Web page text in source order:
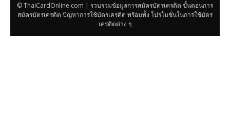
© ThaiCardOnline.com | รวบรวมข้อมูลการสมัครบัตรเครดิต ขั้นตอนการ
สมัครบัตรเครดิต ปัญหาการใช้บัตรเครดิต พร้อมทั้ง โปรโมชั่นในการใช้บัตร
เครดิตต่าง ๆ